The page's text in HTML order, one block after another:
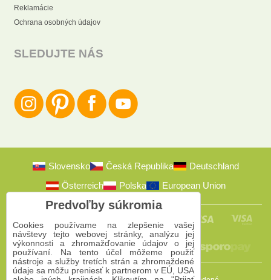
Reklamácie
Ochrana osobných údajov
SLEDUJTE NÁS
Slovensko Česká Republika
Deutschland
Österreich
Polska European Union
Predvoľby súkromia
Cookies používame na zlepšenie vašej
návštevy tejto webovej stránky, analýzu jej
výkonnosti a zhromažďovanie údajov o jej
používaní. Na tento účel môžeme použiť
nástroje a služby tretích strán a zhromaždené
údaje sa môžu preniesť k partnerom v EÚ, USA